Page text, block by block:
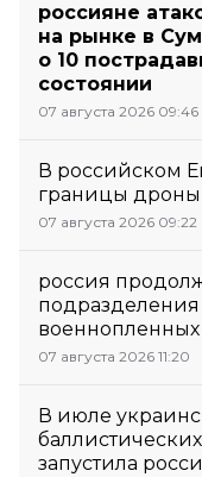
россияне
на рынке в
о 10
состоянии
07 августа 2026 09:46
В российском
границы дроны
07 августа 2026 09:22
россия
07 августа 2026 11:20
В июле
запустила